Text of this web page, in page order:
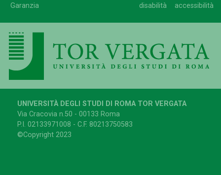
Garanzia
disabilità
accessibilità
UNIVERSITÀ DEGLI STUDI DI ROMA TOR VERGATA
Via Cracovia n.50 - 00133 Roma
P.I. 02133971008 - C.F. 80213750583
©Copyright 2023